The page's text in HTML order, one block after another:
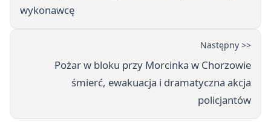
wykonawcę
Następny >>
Pożar w bloku przy Morcinka w Chorzowie
śmierć, ewakuacja i dramatyczna akcja
policjantów